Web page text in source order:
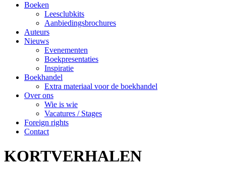
Boeken
Leesclubkits
Aanbiedingsbrochures
Auteurs
Nieuws
Evenementen
Boekpresentaties
Inspiratie
Boekhandel
Extra materiaal voor de boekhandel
Over ons
Wie is wie
Vacatures / Stages
Foreign rights
Contact
KORTVERHALEN